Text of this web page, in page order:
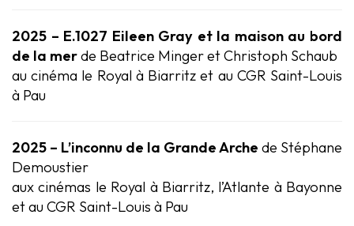
2025 – E.1027 Eileen Gray et la maison au bord
de la merde Beatrice Minger et Christoph Schaub
au cinéma le Royal à Biarritz et au CGR Saint-Louis
à Pau
2025 – L’inconnu de la Grande Arche de Stéphane
Demoustier
aux cinémas le Royal à Biarritz, l’Atlante à Bayonne
et au CGR Saint-Louis à Pau